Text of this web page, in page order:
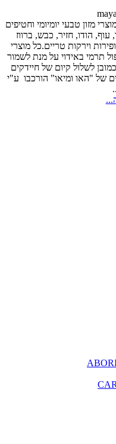
maya
מזון טבעי יומיומי וחטיפים
הודו, חזיר, כבש, ברווז
וירקות טריים.כל מוצרי
תרמי באידוי על מנת לשמור
לשלול קיום של חיידקים
של "האו ומיאו" הורכבו ע"י